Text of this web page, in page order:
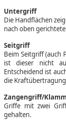
Untergriff
Die Handflächen
nach oben
Seitgriff
Beim Seitgriff (auch
ist dieser nicht
Entscheidend ist
die
Zangengriff/
Griffe mit zwei
gehalten.